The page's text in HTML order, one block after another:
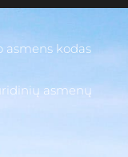
asmens kodas
asmenų